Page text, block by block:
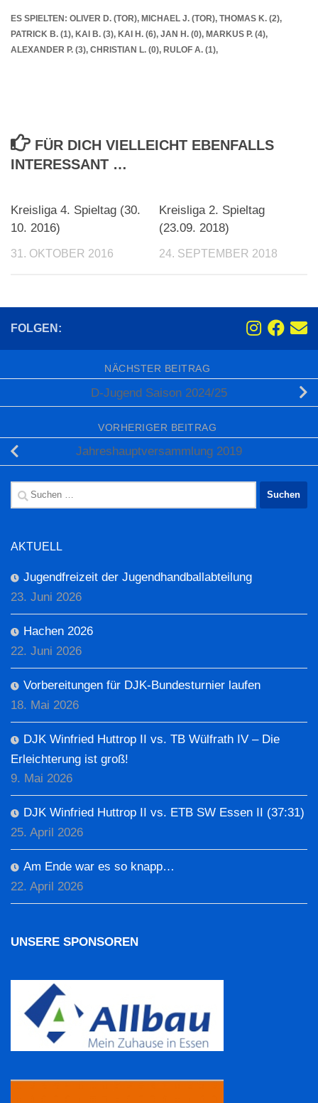
ES SPIELTEN: OLIVER D. (TOR), MICHAEL J. (TOR), THOMAS K. (2),
PATRICK B. (1), KAI B. (3), KAI H. (6), JAN H. (0), MARKUS P. (4),
ALEXANDER P. (3), CHRISTIAN L. (0), RULOF A. (1),
FÜR DICH VIELLEICHT EBENFALLS
INTERESSANT …
Kreisliga 4. Spieltag (30.
10. 2016)
31. OKTOBER 2016
Kreisliga 2. Spieltag
(23.09. 2018)
24. SEPTEMBER 2018
FOLGEN:
NÄCHSTER BEITRAG
D-Jugend Saison 2024/25
VORHERIGER BEITRAG
Jahreshauptversammlung 2019
Suchen
nach:
AKTUELL
Jugendfreizeit der Jugendhandballabteilung
23. Juni 2026
Hachen 2026
22. Juni 2026
Vorbereitungen für DJK-Bundesturnier laufen
18. Mai 2026
DJK Winfried Huttrop II vs. TB Wülfrath IV – Die
Erleichterung ist groß!
9. Mai 2026
DJK Winfried Huttrop II vs. ETB SW Essen II (37:31)
25. April 2026
Am Ende war es so knapp…
22. April 2026
UNSERE SPONSOREN